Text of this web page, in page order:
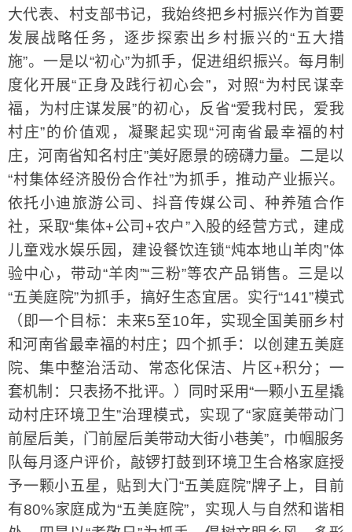
大代表、村支部书记，我始终把乡村振兴作为首要
发展战略任务，逐步探索出乡村振兴的“五大措
施”。一是以“初心”为抓手，促进组织振兴。每月制
度化开展“正身及践行初心会”，对照“为村民谋幸
福，为村庄谋发展”的初心，反省“爱我村民，爱我
村庄”的价值观，凝聚起实现“河南省最幸福的村
庄，河南省知名村庄”美好愿景的磅礴力量。二是以
“村集体经济股份合作社”为抓手，推动产业振兴。
依托小迪旅游公司、抖音传媒公司、种养殖合作
社，采取“集体+公司+农户”入股的经营方式，建成
儿童戏水娱乐园，建设餐饮连锁“炖本地山羊肉”体
验中心，带动“羊肉”“三粉”等农产品销售。三是以
“五美庭院”为抓手，搞好生态宜居。实行“141”模式
（即一个目标：未来5至10年，实现全国美丽乡村
和河南省最幸福的村庄；四个抓手：以创建五美庭
院、集中整治活动、常态化保洁、片区+积分；一
套机制：只表扬不批评。）同时采用“一颗小五星撬
动村庄环境卫生”治理模式，实现了“家庭美带动门
前屋后美，门前屋后美带动大街小巷美”，巾帼服务
队每月逐户评价，敲锣打鼓到环境卫生合格家庭授
予一颗小五星，贴到大门“五美庭院”牌子上，目前
有80%家庭成为“五美庭院”，实现人与自然和谐相